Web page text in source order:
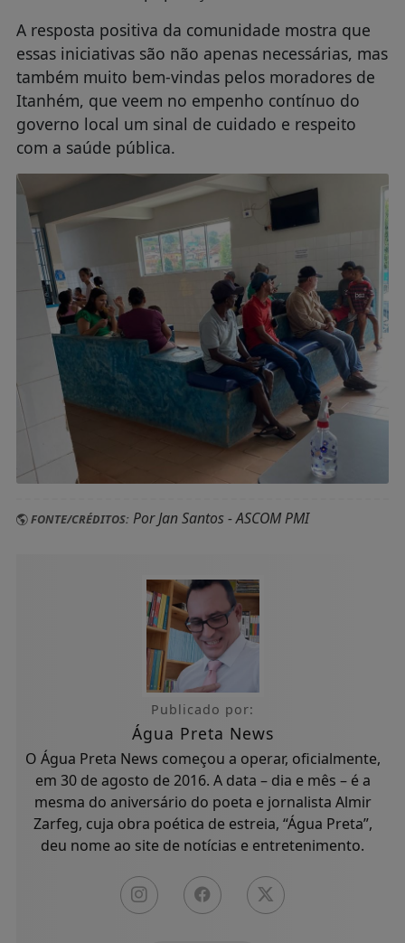
A resposta positiva da comunidade mostra que
essas iniciativas são não apenas necessárias, mas
também muito bem-vindas pelos moradores de
Itanhém, que veem no empenho contínuo do
governo local um sinal de cuidado e respeito
com a saúde pública.
FONTE/CRÉDITOS:Por Jan Santos - ASCOM PMI
Publicado por:
Água Preta News
O Água Preta News começou a operar, oficialmente,
em 30 de agosto de 2016. A data – dia e mês – é a
mesma do aniversário do poeta e jornalista Almir
Zarfeg, cuja obra poética de estreia, “Água Preta”,
deu nome ao site de notícias e entretenimento.